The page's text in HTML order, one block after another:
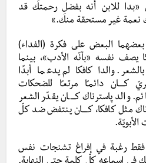
«بدا للابن أنه بفضل رحمتكَ قد
نعمة غير مستحقة منكَ.»
بعضهما البعض على فكرة (الفداء)
يصف نفسه «بأنّه الأدب»، بينما
والدا كافكا لم يدعما أبدًا
كـــــان دائمـًا مرتعـًا للضحكات
والد پاسترناك كـــــان يقدّر الشعر
مثل كافكا، كـــــان ينتفض ضد كلّ
الأبويّة.
رغبة في إفراغ تشنجات نفس